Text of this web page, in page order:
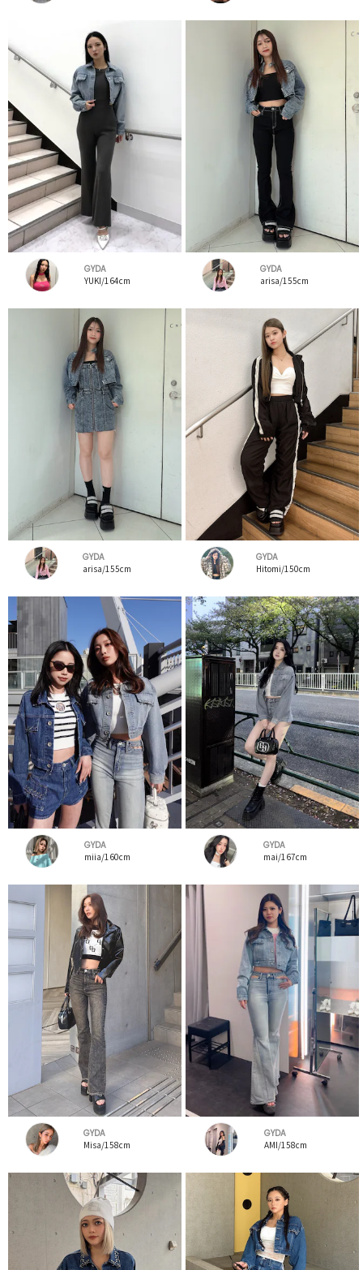
GYDA
YUKI/164cm
GYDA
arisa/155cm
GYDA
arisa/155cm
GYDA
Hitomi/150cm
GYDA
miia/160cm
GYDA
mai/167cm
GYDA
Misa/158cm
GYDA
AMI/158cm